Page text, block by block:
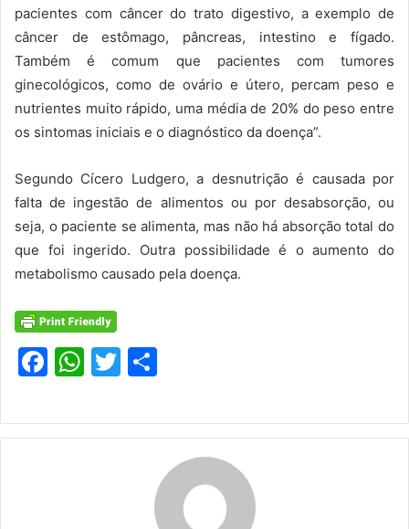
pacientes com câncer do trato digestivo, a exemplo de
câncer de estômago, pâncreas, intestino e fígado.
Também é comum que pacientes com tumores
ginecológicos, como de ovário e útero, percam peso e
nutrientes muito rápido, uma média de 20% do peso entre
os sintomas iniciais e o diagnóstico da doença”.
Segundo Cícero Ludgero, a desnutrição é causada por
falta de ingestão de alimentos ou por desabsorção, ou
seja, o paciente se alimenta, mas não há absorção total do
que foi ingerido. Outra possibilidade é o aumento do
metabolismo causado pela doença.
F
c
e
W
at
s
T
itt
er
ar
e